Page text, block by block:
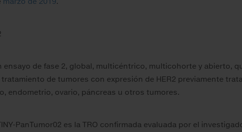
ensayo de fase 2, global, multicéntrico, multicohorte y abierto,
tratamiento de tumores con expresión de HER2 previamente
endometrio, ovario, páncreas u otros tumores.
PanTumor02 es la TRO confirmada evaluada por el